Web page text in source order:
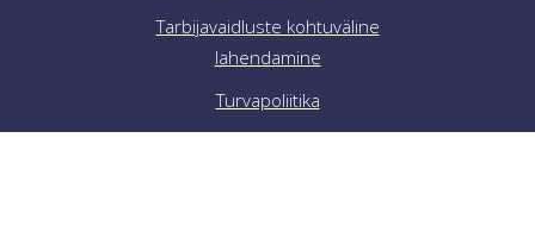
Tarbijavaidluste kohtuväline
lahendamine
Turvapoliitika